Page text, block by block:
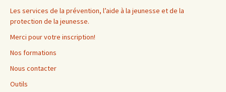
Les services de la prévention, l’aide à la jeunesse et de la
protection de la jeunesse.
Merci pour votre inscription!
Nos formations
Nous contacter
Outils